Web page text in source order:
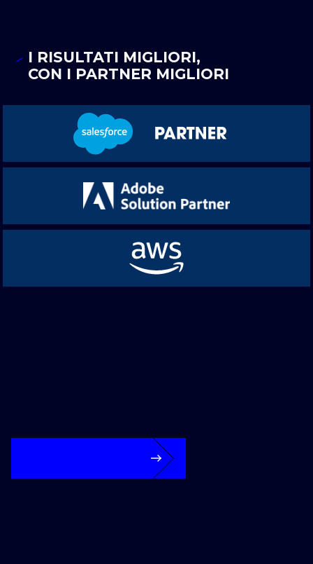
I RISULTATI MIGLIORI,
CON I PARTNER MIGLIORI